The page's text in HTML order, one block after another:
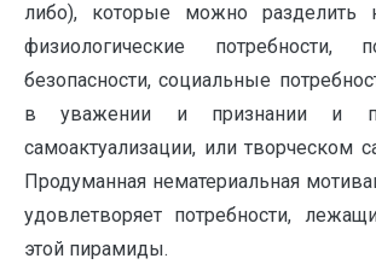
либо), которые можно разделить
физиологические потребности,
безопасности, социальные
в уважении и признании и
самоактуализации, или творческом
Продуманная нематериальная
удовлетворяет потребности,
этой пирамиды.